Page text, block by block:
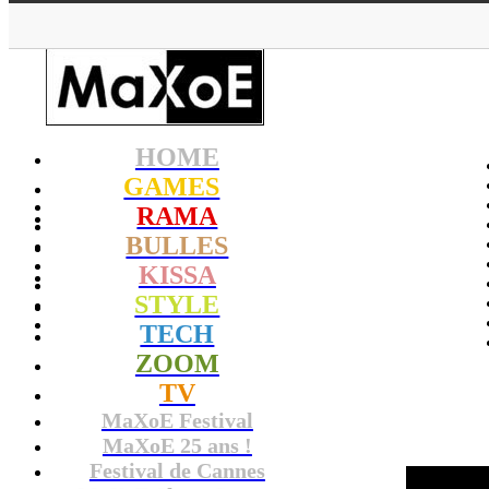
HOME
GAMES
RAMA
BULLES
KISSA
STYLE
TECH
ZOOM
TV
MaXoE Festival
MaXoE 25 ans !
Festival de Cannes